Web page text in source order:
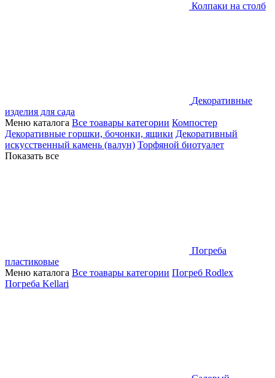
Колпаки на столб
Декоративные
изделия для сада
Меню каталога Все тоавары категории Компостер
Декоративные горшки, бочонки, ящики Декоративный
искусственный камень (валун) Торфяной биотуалет
Показать все
Погреба
пластиковые
Меню каталога Все тоавары категории Погреб Rodlex
Погреба Kellari